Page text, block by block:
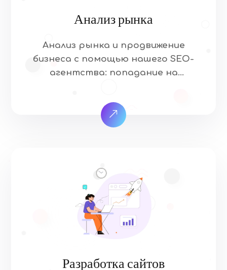
Анализ рынка
Анализ рынка и продвижение
бизнеса с помощью нашего SEO-
агентства: попадание на
клиенты ищут товары и услуги,
которые предлагает ваша
основан на том, что, как мы
знаем, работает… и на том, что,
как мы знаем, не работает. […]
Разработка сайтов